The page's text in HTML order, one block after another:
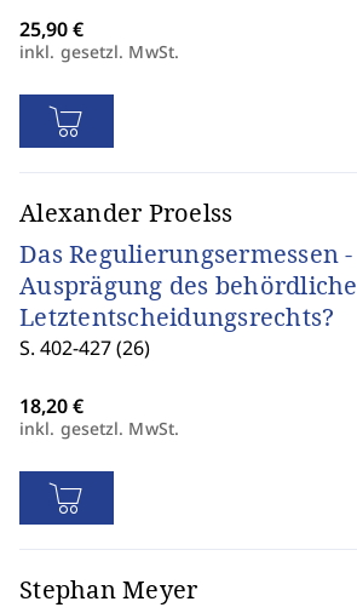
inkl. gesetzl. MwSt.
Alexander Proelss
Das Regulierungsermessen
Ausprägung des
Letztentscheidungsrechts?
S. 402-427 (26)
inkl. gesetzl. MwSt.
Stephan Meyer